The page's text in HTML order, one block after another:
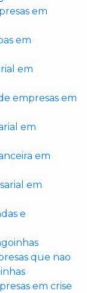
em
em
em
empresas em
em
em
em
e
que nao
em crise